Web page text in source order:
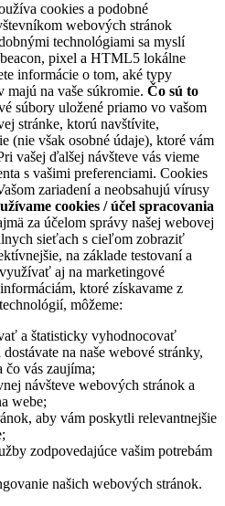
cookies a podobné
webových stránok
technológiami sa myslí
pixel a HTML5 lokálne
informácie o tom, aké typy
na vaše súkromie. Čo sú to
súbory uložené priamo vo vašom
stránke, ktorú navštívite,
(nie však osobné údaje), ktoré vám
vašej ďalšej návšteve vás vieme
s vašimi preferenciami. Cookies
zariadení a neobsahujú vírusy
cookies / účel spracovania
za účelom správy našej webovej
sieťach s cieľom zobraziť
na základe testovaní a
aj na marketingové
ktoré získavame z
môžeme:
a štatisticky vyhodnocovať
na naše webové stránky,
čo vás zaujíma;
návšteve webových stránok a
webe;
aby vám poskytli relevantnejšie
zodpovedajúce vašim potrebám
našich webových stránok.